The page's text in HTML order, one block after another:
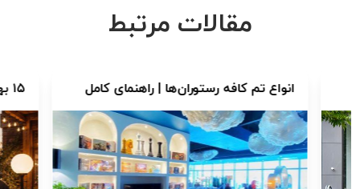
مقالات مرتبط
انواع تم کافه رستوران‌ها | راهنمای کامل
انتخاب بهترین فضا برای دورهمی، قرار و
تجربه‌های خاص
۱۵
معرفی
دوستانه و